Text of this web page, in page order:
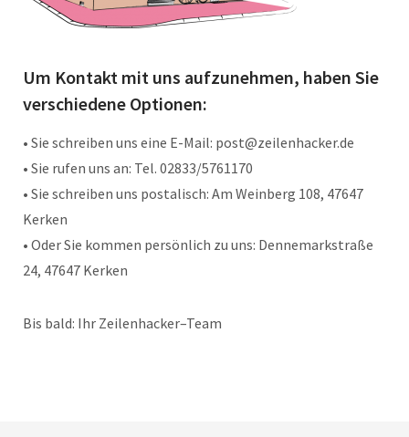
Um Kontakt mit uns aufzunehmen, haben Sie
verschiedene Optionen:
• Sie schreiben uns eine E-Mail: post@zeilenhacker.de
• Sie rufen uns an: Tel. 02833/5761170
• Sie schreiben uns postalisch: Am Weinberg 108, 47647
Kerken
• Oder Sie kommen persönlich zu uns: Dennemarkstraße
24, 47647 Kerken
Bis bald: Ihr Zeilenhacker–Team